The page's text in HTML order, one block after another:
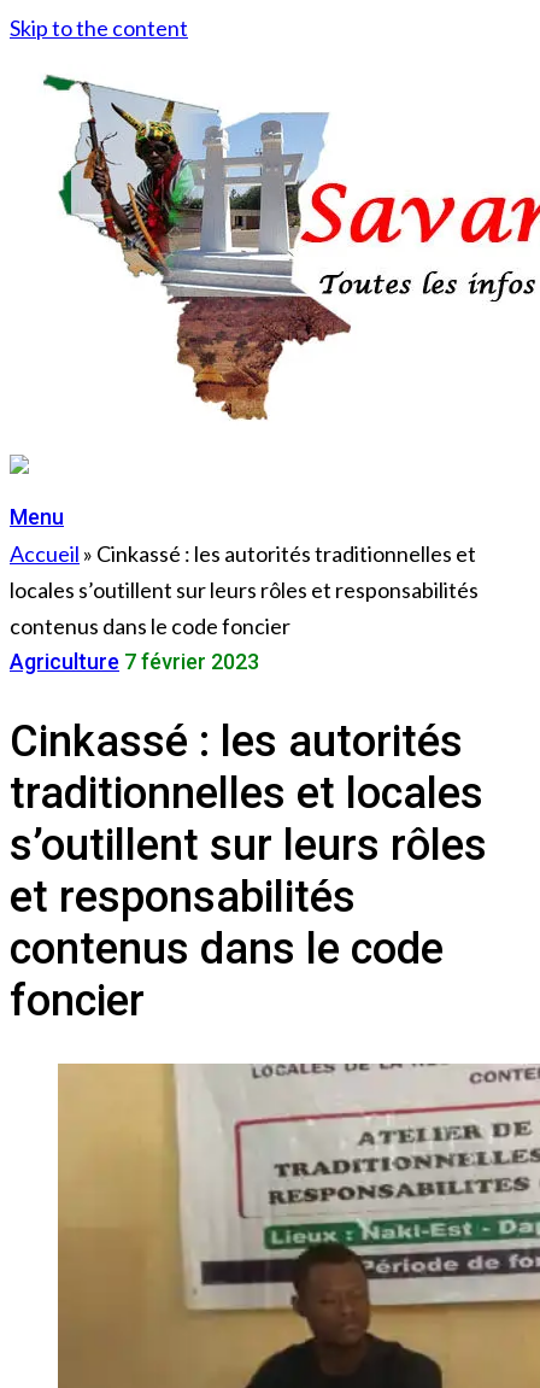
Skip to the content
Menu
Accueil » Cinkassé : les autorités traditionnelles et
locales s’outillent sur leurs rôles et responsabilités
contenus dans le code foncier
Agriculture 7 février 2023
Cinkassé : les autorités
traditionnelles et locales
s’outillent sur leurs rôles
et responsabilités
contenus dans le code
foncier